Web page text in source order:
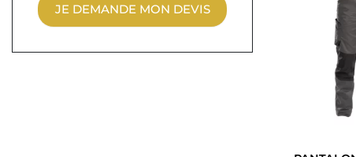
JE DEMANDE MON DEVIS